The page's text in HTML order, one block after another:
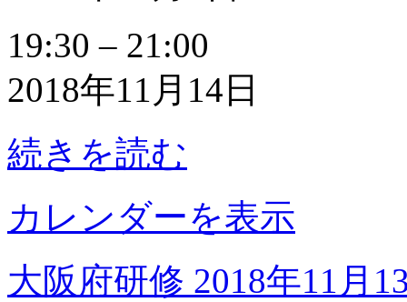
第
大
阪
実
行
会
19:30 – 21:00
2018年11月14日
続きを読む
カレンダーを表示
大阪府研修 2018年11月